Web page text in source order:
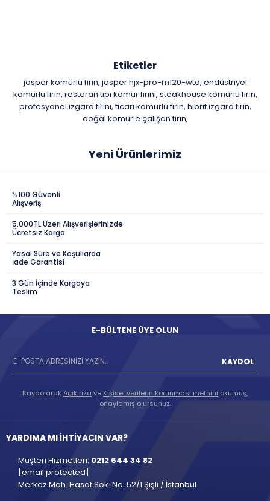
Etiketler
josper kömürlü fırın, josper hjx-pro-m120-wtd, endüstriyel
kömürlü fırın, restoran tipi kömür fırını, steakhouse kömürlü fırın,
profesyonel ızgara fırını, ticari kömürlü fırın, hibrit ızgara fırın,
doğal kömürle çalışan fırın,
Yeni Ürünlerimiz
%100 Güvenli
Alışveriş
5.000TL Üzeri Alışverişlerinizde
Ücretsiz Kargo
Yasal Süre ve Koşullarda
İade Garantisi
3 Gün İçinde Kargoya
Teslim
E-BÜLTENE ÜYE OLUN
KAYDOL
KaydolarakAçık rıza ve Kişisel verilerin korunması metnini okumuş,
onaylamış olursunuz.
YARDIMA MI İHTİYACIN VAR?
Müşteri Hizmetleri: 0212 644 34 82
[email protected]
Merkez Mah. Hasat Sok. No: 52/1 Şişli / İstanbul